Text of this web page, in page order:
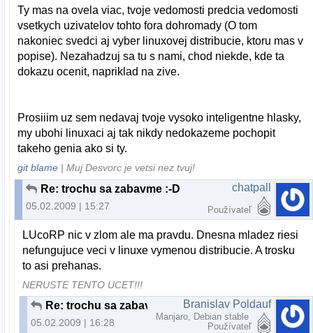
Ty mas na ovela viac, tvoje vedomosti predcia vedomosti
vsetkych uzivatelov tohto fora dohromady (O tom
nakoniec svedci aj vyber linuxovej distribucie, ktoru mas v
popise). Nezahadzuj sa tu s nami, chod niekde, kde ta
dokazu ocenit, napriklad na zive.
Prosiiim uz sem nedavaj tvoje vysoko inteligentne hlasky,
my ubohi linuxaci aj tak nikdy nedokazeme pochopit
takeho genia ako si ty.
git blame | Muj Desvorc je vetsi nez tvuj!
Re: trochu sa zabavme :-D
05.02.2009 | 15:27
chatpall
Používateľ
LUcoRP nic v zlom ale ma pravdu. Dnesna mladez riesi
nefungujuce veci v linuxe vymenou distribucie. A trosku
to asi prehanas.
NERUSTE TENTO UCET!!!
Re: trochu sa zabavme :-D
05.02.2009 | 16:28
Branislav Poldauf
Manjaro, Debian stable
Používateľ